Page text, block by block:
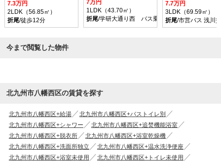
7.3万円
2LDK（56.85㎡）
折尾/徒歩12分
7万円
1LDK（43.70㎡）
折尾/学研大通り西 バス乗車時間22分 停歩1分
7.7万円
3LDK（69.59㎡）
折尾/市営バス 浅川
今まで閲覧した物件
北九州市八幡西区の賃貸を探す
北九州市八幡西区+給湯
北九州市八幡西区+バストイレ別
北九州市八幡西区+シャワー
北九州市八幡西区+追焚機能浴室
北九州市八幡西区+脱衣所
北九州市八幡西区+浴室乾燥機
北九州市八幡西区+洗面所独立
北九州市八幡西区+温水洗浄便座
北九州市八幡西区+浴室未使用
北九州市八幡西区+トイレ未使用